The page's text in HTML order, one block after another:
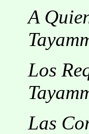
A
Los
Las